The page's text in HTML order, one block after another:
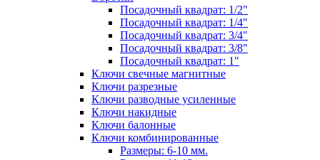
Посадочный квадрат: 1/2"
Посадочный квадрат: 1/4"
Посадочный квадрат: 3/4"
Посадочный квадрат: 3/8"
Посадочный квадрат: 1"
Ключи свечные магнитные
Ключи разрезные
Ключи разводные усиленные
Ключи накидные
Ключи балонные
Ключи комбинированные
Размеры: 6-10 мм.